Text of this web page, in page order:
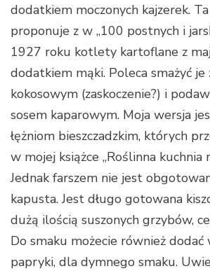
dodatkiem moczonych kajzerek.
proponuje z w „100 postnych i
1927 roku kotlety kartoflane z
dodatkiem mąki. Poleca smażyć je
kokosowym (zaskoczenie?) i
sosem kaparowym. Moja wersja
łężniom bieszczadzkim, których
w mojej książce „Roślinna kuchnia
Jednak farszem nie jest
kapusta. Jest długo gotowana
dużą ilością suszonych grzybów,
Do smaku możecie również dodać
papryki, dla dymnego smaku.